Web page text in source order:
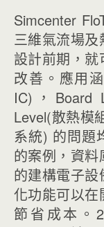
Simcenter
三維氣流場
設計前期，
改善。應用
IC)，Board
Level(散熱模
系統) 的問題
的案例，資
的建構電子
化功能可以在
節省成本。